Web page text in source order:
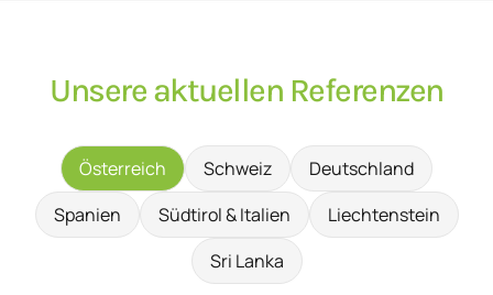
Unsere aktuellen Referenzen
Österreich Schweiz
Deutschland
Spanien
Südtirol & Italien
Liechtenstein
Sri Lanka